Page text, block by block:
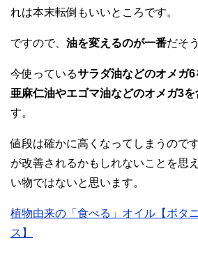
れは本末転倒もいいところです。
ですので、 油を変えるのが一番だそ
今使っているサラダ油などのオメガ6
亜麻仁油やエゴマ油などのオメガ3
す。
値段は確かに高くなってしまうので
が改善されるかもしれないことを思
い物ではないと思います。
植物由来の「食べる」オイル【ボタ
ス】